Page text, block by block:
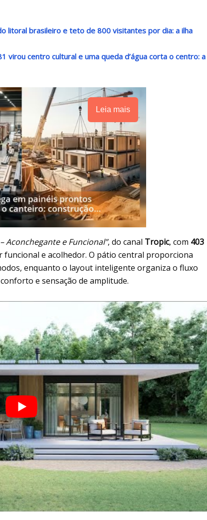
litoral brasileiro e teto de 800 visitantes por dia: a ilha
virou centro cultural e uma queda d’água corta o centro: a
Leia mais
Aconchegante e Funcional”, do canal Tropic, com 403
e acolhedor. O pátio central proporciona
enquanto o layout inteligente organiza o fluxo
e sensação de amplitude.